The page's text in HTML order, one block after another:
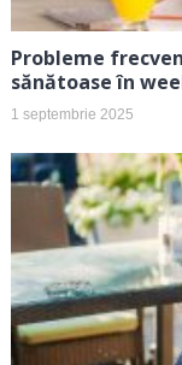
Probleme
sănătoase în
1 septembrie 2025